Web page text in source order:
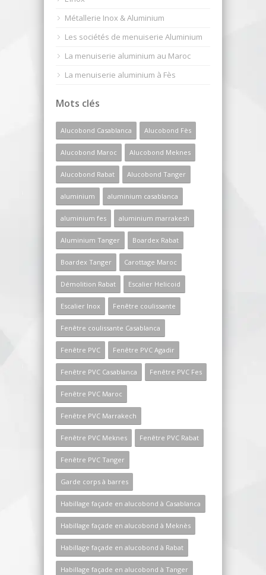
Métallerie Inox & Aluminium
Les sociétés de menuiserie Aluminium
La menuiserie aluminium au Maroc
La menuiserie aluminium à Fès
Mots clés
Alucobond Casablanca Alucobond Fès
Alucobond Maroc Alucobond Meknes
Alucobond Rabat Alucobond Tanger
aluminium aluminium casablanca
aluminium fes aluminium marrakesh
Aluminium Tanger Boardex Rabat
Boardex Tanger Carottage Maroc
Démolition Rabat Escalier Helicoid
Escalier Inox Fenêtre coulissante
Fenêtre coulissante Casablanca
Fenêtre PVC Fenêtre PVC Agadir
Fenêtre PVC Casablanca Fenêtre PVC Fes
Fenêtre PVC Maroc
Fenêtre PVC Marrakech
Fenêtre PVC Meknes Fenêtre PVC Rabat
Fenêtre PVC Tanger
Garde corps à barres
Habillage façade en alucobond à Casablanca
Habillage façade en alucobond à Meknès
Habillage façade en alucobond à Rabat
Habillage façade en alucobond à Tanger